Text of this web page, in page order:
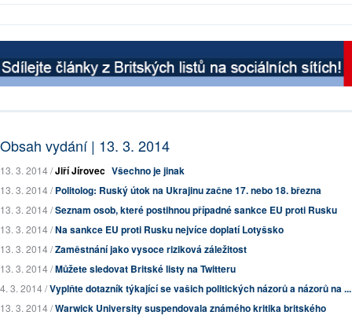
Obsah vydání | 13. 3. 2014
13. 3. 2014 /Jiří Jírovec Všechno je jinak
13. 3. 2014 /Politolog: Ruský útok na Ukrajinu začne 17. nebo 18. března
13. 3. 2014 /Seznam osob, které postihnou případné sankce EU proti Rusku
13. 3. 2014 /Na sankce EU proti Rusku nejvíce doplatí Lotyšsko
13. 3. 2014 /Zaměstnání jako vysoce riziková záležitost
13. 3. 2014 /Můžete sledovat Britské listy na Twitteru
4. 3. 2014 /Vyplňte dotazník týkající se vašich politických názorů a názorů na ...
13. 3. 2014 /Warwick University suspendovala známého kritika britského